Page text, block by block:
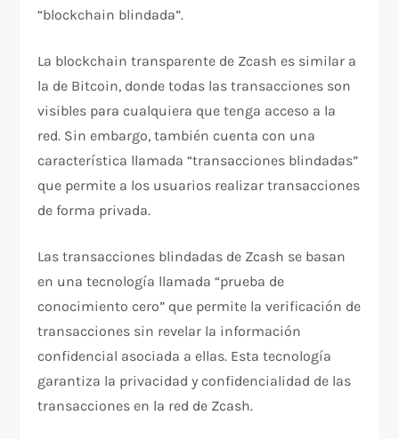
“blockchain blindada”.
La blockchain transparente de Zcash es similar a
la de Bitcoin, donde todas las transacciones son
visibles para cualquiera que tenga acceso a la
red. Sin embargo, también cuenta con una
característica llamada “transacciones blindadas”
que permite a los usuarios realizar transacciones
de forma privada.
Las transacciones blindadas de Zcash se basan
en una tecnología llamada “prueba de
conocimiento cero” que permite la verificación de
transacciones sin revelar la información
confidencial asociada a ellas. Esta tecnología
garantiza la privacidad y confidencialidad de las
transacciones en la red de Zcash.